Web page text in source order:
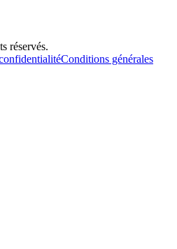
réservés.
Conditions générales